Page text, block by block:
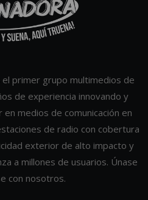
primer grupo multimedios de
de experiencia innovando y
medios de comunicación en
de radio con cobertura
exterior de alto impacto y
a millones de usuarios. Únase
con nosotros.